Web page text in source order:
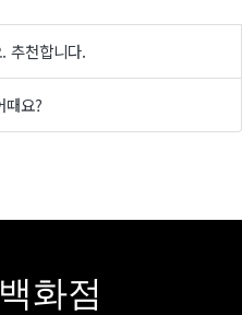
추천합니다.
때요?
화점